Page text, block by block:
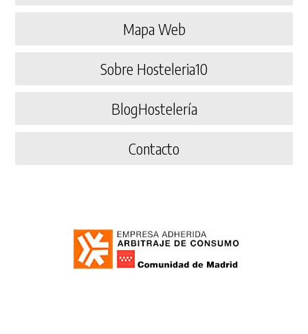
Mapa Web
Sobre Hosteleria10
BlogHostelería
Contacto